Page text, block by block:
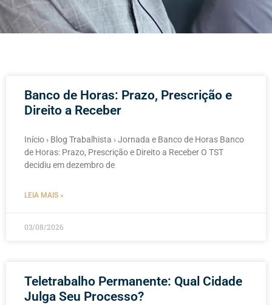
Banco de Horas: Prazo, Prescrição e
Direito a Receber
Início › Blog Trabalhista › Jornada e Banco de Horas Banco
de Horas: Prazo, Prescrição e Direito a Receber O TST
decidiu em dezembro de
LEIA MAIS »
03/08/2026
Teletrabalho Permanente: Qual Cidade
Julga Seu Processo?